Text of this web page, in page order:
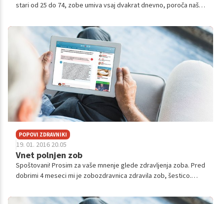
stari od 25 do 74, zobe umiva vsaj dvakrat dnevno, poroča naš
2014 pa enako velja tudi le za 71,6 odstotkov naših otrok in
mladostnikov. Z dobro ustno higieno pa je mogoče preprečiti
karies, paradontalno bolezen, izgubo zob in še kaj.
POPOVI ZDRAVNIKI
19. 01. 2016 20.05
Vnet polnjen zob
Spoštovani! Prosim za vaše mnenje glede zdravljenja zoba. Pred
dobrimi 4 meseci mi je zobozdravnica zdravila zob, šestico.
dotik, kasn...